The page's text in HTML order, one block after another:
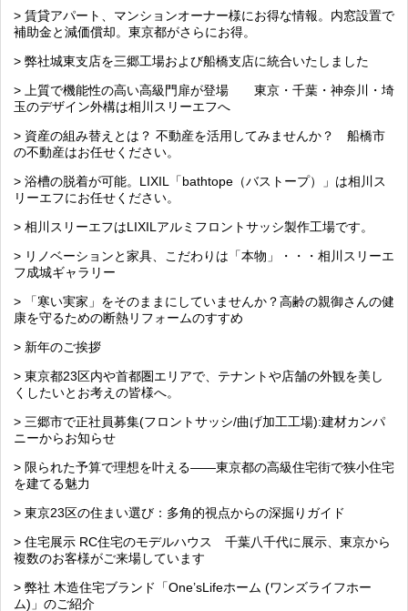
> 賃貸アパート、マンションオーナー様にお得な情報。内窓設置で
補助金と減価償却。東京都がさらにお得。
> 弊社城東支店を三郷工場および船橋支店に統合いたしました
> 上質で機能性の高い高級門扉が登場 東京・千葉・神奈川・埼
玉のデザイン外構は相川スリーエフへ
> 資産の組み替えとは？ 不動産を活用してみませんか？ 船橋市
の不動産はお任せください。
> 浴槽の脱着が可能。LIXIL「bathtope（バストープ）」は相川ス
リーエフにお任せください。
> 相川スリーエフはLIXILアルミフロントサッシ製作工場です。
> リノベーションと家具、こだわりは「本物」・・・相川スリーエ
フ成城ギャラリー
> 「寒い実家」をそのままにしていませんか？高齢の親御さんの健
康を守るための断熱リフォームのすすめ
> 新年のご挨拶
> 東京都23区内や首都圏エリアで、テナントや店舗の外観を美し
くしたいとお考えの皆様へ。
> 三郷市で正社員募集(フロントサッシ/曲げ加工工場):建材カンパ
ニーからお知らせ
> 限られた予算で理想を叶える――東京都の高級住宅街で狭小住宅
を建てる魅力
> 東京23区の住まい選び：多角的視点からの深掘りガイド
> 住宅展示 RC住宅のモデルハウス 千葉八千代に展示、東京から
複数のお客様がご来場しています
> 弊社 木造住宅ブランド「One’sLifeホーム (ワンズライフホー
ム)」のご紹介